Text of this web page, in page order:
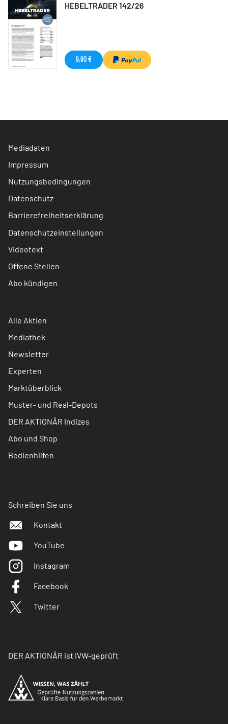
HEBELTRADER 142/26
9,90 €
Mediadaten
Impressum
Nutzungsbedingungen
Datenschutz
Barrierefreiheitserklärung
Datenschutzeinstellungen
Videotext
Offene Stellen
Abo kündigen
Alle Aktien
Mediathek
Newsletter
Experten
Marktüberblick
Muster- und Real-Depots
DER AKTIONÄR Indizes
Abo und Shop
Bedienhilfen
Schreiben Sie uns
Kontakt
YouTube
Instagram
Facebook
Twitter
DER AKTIONÄR ist IVW-geprüft